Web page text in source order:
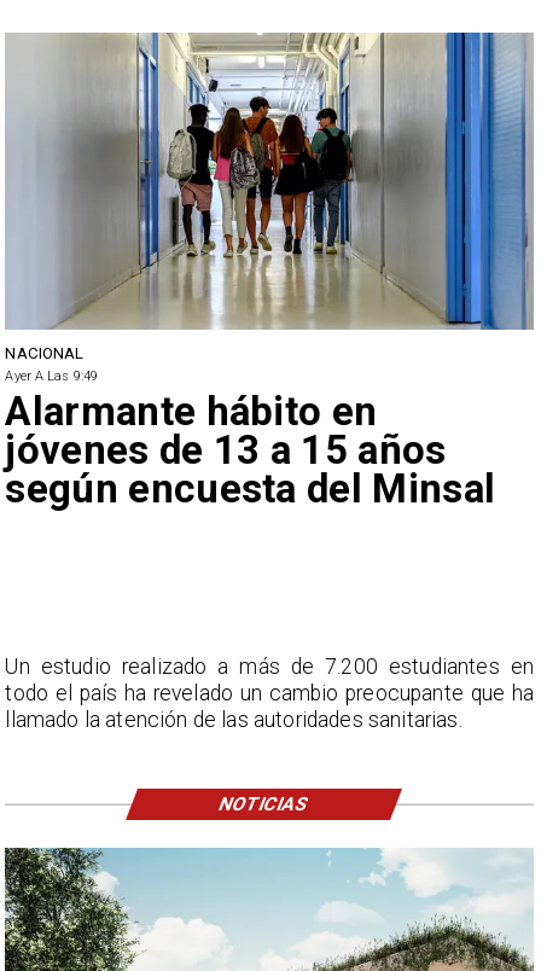
NACIONAL
Ayer A Las 9:49
Alarmante hábito en
jóvenes de 13 a 15 años
según encuesta del Minsal
Un estudio realizado a más de 7.200 estudiantes en
todo el país ha revelado un cambio preocupante que ha
llamado la atención de las autoridades sanitarias.
NOTICIAS